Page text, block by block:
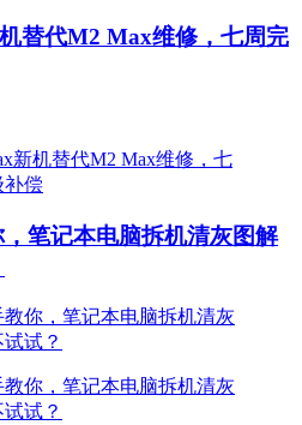
替代M2 Max维修，七周完
笔记本电脑拆机清灰图解